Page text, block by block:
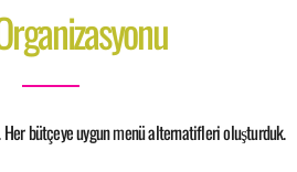
bütçeye uygun menü alternatifleri oluşturduk.